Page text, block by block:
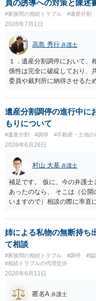
員の誘導への対策と陳述
#家族間の相続トラブル #遺産分割
2026年7月1日
高島 秀行 弁護士
１．遺産分割調停において、
係性は完全に破綻しており、
委員や裁判所に納得させるた
した場合、調停委員が裁判官
る」という意見を出すことは
裁判官が審判で強制的に共有
しょうか。 ３．現在の状況に
ず、共有分割を確実に避ける
段や主張の組み立て方があ
を避ける方法は、共有ではだ
れません。 本件遺産分割で
方法が、 共有分割よりも適切
証していく必要があります
どのように使用されていて
評価額がいくらで、遺産全
人は何人いて、どのような
詳しい事情が分からなければ
の方法を取ることが可能かど
い事情を話して相談された方
遺産分割調停の進行中に
もりについて
#遺産分割 #調停 #不動産・土地の
2026年6月26日
村山 大基 弁護士
補足です。 仮に、今の弁護
あったのなら、 そこは（公
いますので）相談の際に率直
姉による私物の無断持ち
て相談
#家族間の相続トラブル #調停 #協
#相続トラブルの代理交渉
2026年6月11日
匿名A 弁護士